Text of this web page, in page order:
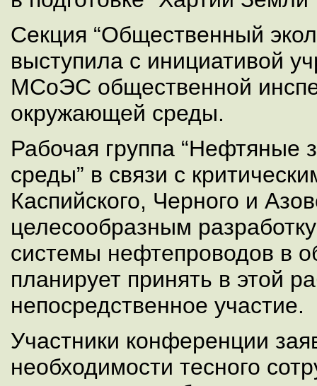
Секция “Общественный
выступила с инициативой
МСоЭС общественной
окружающей среды.
Рабочая группа “Нефтяные
среды” в связи с
Каспийского, Черного и
целесообразным
системы нефтепроводов в
планирует принять в этой
непосредственное участие.
Участники конференции
необходимости тесного